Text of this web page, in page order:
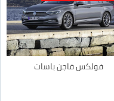
فولكس فاجن باسات